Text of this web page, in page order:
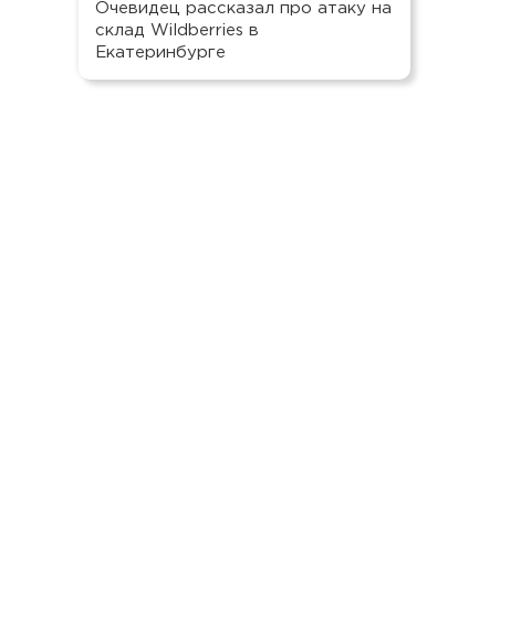
Очевидец рассказал про атаку на
склад Wildberries в
Екатеринбурге